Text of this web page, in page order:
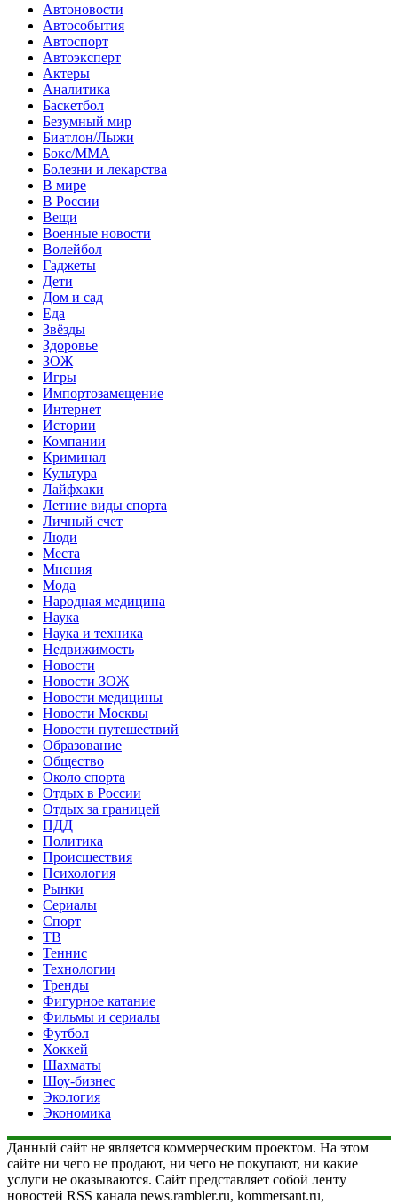
Автоновости
Автособытия
Автоспорт
Автоэксперт
Актеры
Аналитика
Баскетбол
Безумный мир
Биатлон/Лыжи
Бокс/MMA
Болезни и лекарства
В мире
В России
Вещи
Военные новости
Волейбол
Гаджеты
Дети
Дом и сад
Еда
Звёзды
Здоровье
ЗОЖ
Игры
Импортозамещение
Интернет
Истории
Компании
Криминал
Культура
Лайфхаки
Летние виды спорта
Личный счет
Люди
Места
Мнения
Мода
Народная медицина
Наука
Наука и техника
Недвижимость
Новости
Новости ЗОЖ
Новости медицины
Новости Москвы
Новости путешествий
Образование
Общество
Около спорта
Отдых в России
Отдых за границей
ПДД
Политика
Происшествия
Психология
Рынки
Сериалы
Спорт
ТВ
Теннис
Технологии
Тренды
Фигурное катание
Фильмы и сериалы
Футбол
Хоккей
Шахматы
Шоу-бизнес
Экология
Экономика
Данный сайт не является коммерческим проектом. На этом
сайте ни чего не продают, ни чего не покупают, ни какие
услуги не оказываются. Сайт представляет собой ленту
новостей RSS канала news.rambler.ru, kommersant.ru,